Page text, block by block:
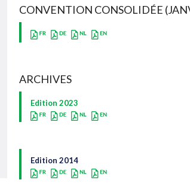
CONVENTION CONSOLIDÉE
ARCHIVES
Edition 2023
Edition 2014